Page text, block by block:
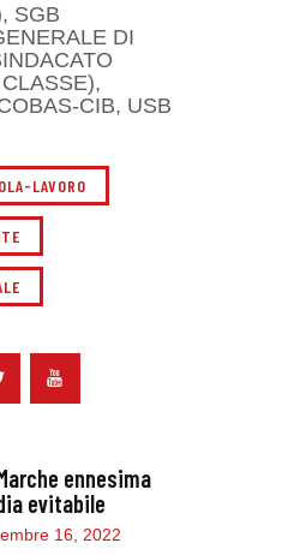
SGB
DI
CIB, USB
LAVORO
ennesima
evitabile
16, 2022